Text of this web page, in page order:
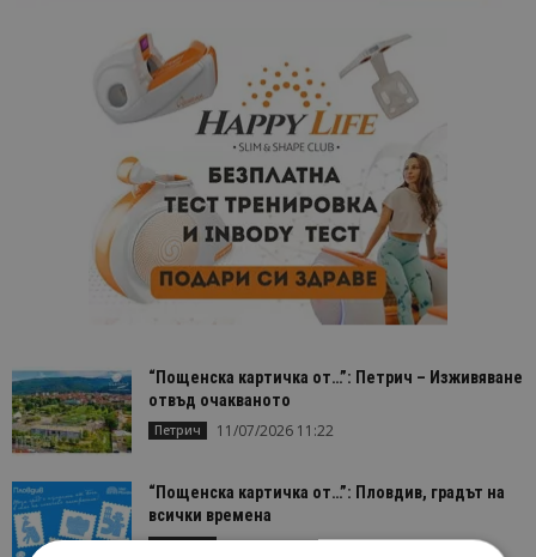
“Пощенска картичка от…”: Петрич – Изживяване
отвъд очакваното
Петрич 11/07/2026 11:22
“Пощенска картичка от…”: Пловдив, градът на
всички времена
Пловдив 23/06/2026 10:00